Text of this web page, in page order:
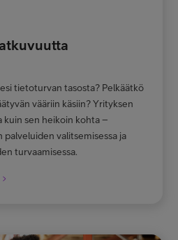
tietoturvan tasosta? Pelkäätkö
vääriin käsiin? Yrityksen
sen heikoin kohta –
valitsemisessa ja
turvaamisessa.